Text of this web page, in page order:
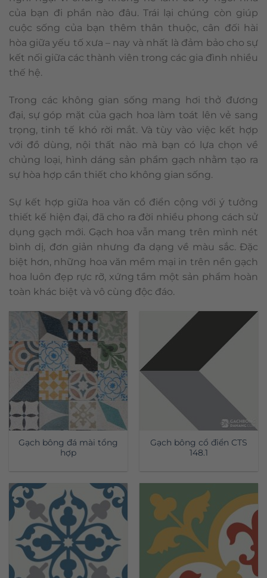
của bạn đi phần nào đâu. Trái lại chúng còn giúp
cuộc sống của bạn thêm thân thuộc, cân đối hài
hòa giữa yếu tố xưa – nay và nhất là đảm bảo cho sự
kết nối giữa các thành viên trong các gia đình nhiều
thế hệ.
Trong các không gian sống mang hơi thở đương
đại, sự góp mặt của gạch hoa làm toát lên vẻ sang
trọng, tinh tế khó rời mắt. Và tùy vào việc kết hợp
với đồ dùng, nội thất nào mà bạn có lựa chọn về
chủng loại, hình dáng sản phẩm gạch nhằm tạo ra
sự hòa hợp cần thiết cho không gian sống.
Sự kết hợp giữa hoa văn cổ điển cộng với ý tưởng
thiết kế hiện đại, đã cho ra đời nhiều phong cách sử
dụng gạch mới. Gạch hoa vẫn mang trên mình nét
bình dị, đơn giản nhưng đa dạng về màu sắc. Đặc
biệt hơn, những hoa văn mềm mại in trên nền gạch
hoa luôn đẹp rực rỡ, xứng tầm một sản phẩm hoàn
toàn khác biệt và vô cùng độc đáo.
Gạch bông đá mài tổng
hợp
Gạch bông cổ điển CTS
148.1